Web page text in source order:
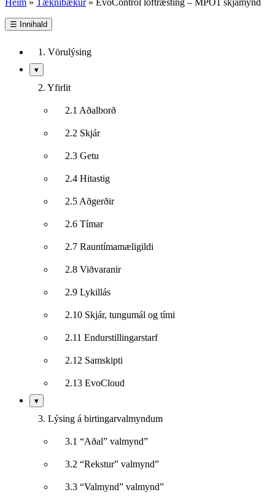
Heim » Tæknibækur» EvoControl loftræsting – MPO1 skjámynd
☰ Innihald
1. Vörulýsing
▾Sýna/fela
undirkafla
2. Yfirlit
2.1 Aðalborð
2.2 Skjár
2.3 Getu
2.4 Hitastig
2.5 Aðgerðir
2.6 Tímar
2.7 Rauntímamæligildi
2.8 Viðvaranir
2.9 Lykillás
2.10 Skjár, tungumál og tími
2.11 Endurstillingarstarf
2.12 Samskipti
2.13 EvoCloud
▾Sýna/fela
undirkafla
3. Lýsing á birtingarvalmyndum
3.1 “Aðal” valmynd”
3.2 “Rekstur” valmynd”
3.3 “Valmynd” valmynd”